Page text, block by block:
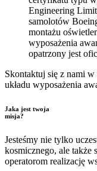
Skontaktuj się z nami
układu wyposażenia
Jaka jest twoja
misja?
Jesteśmy nie tylko
kosmicznego, ale
operatorom realizację